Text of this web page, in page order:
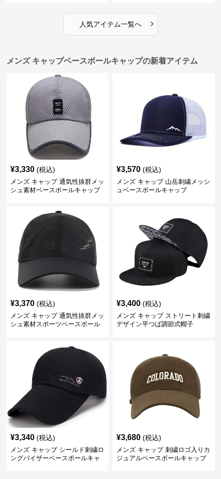
人気アイテム一覧へ ›
メンズ キャップベースボールキャップの新着アイテム
¥3,330 (税込)
メンズ キャップ 通気性抜群メッ
シュ素材ベースボールキャップ
¥3,570 (税込)
メンズ キャップ 山岳刺繍メッシ
ュベースボールキャップ
¥3,370 (税込)
メンズ キャップ 通気性抜群メッ
シュ素材スポーツベースボール
¥3,400 (税込)
メンズ キャップ ストリート刺繍
デザイン平つば調節式帽子
¥3,340 (税込)
メンズ キャップ シールド刺繍ロ
ングバイザーベースボールキャ
¥3,680 (税込)
メンズ キャップ 刺繍ロゴ入りカ
ジュアルベースボールキャップ